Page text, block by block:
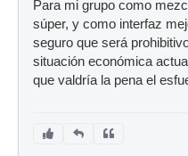
Para mi grupo como
súper, y como interfaz
seguro que será
situación económica
que valdría la pena el